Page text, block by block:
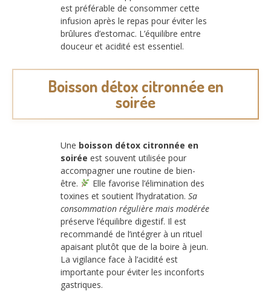
est préférable de consommer cette
infusion après le repas pour éviter les
brûlures d’estomac. L’équilibre entre
douceur et acidité est essentiel.
Boisson détox citronnée en
soirée
Une boisson détox citronnée en
soirée est souvent utilisée pour
accompagner une routine de bien-
être.
Elle favorise l’élimination des
toxines et soutient l’hydratation. Sa
consommation régulière mais modérée
préserve l’équilibre digestif. Il est
recommandé de l’intégrer à un rituel
apaisant plutôt que de la boire à jeun.
La vigilance face à l’acidité est
importante pour éviter les inconforts
gastriques.